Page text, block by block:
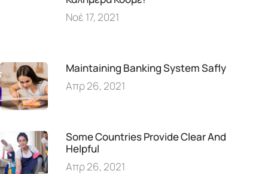
Νοέ 17, 2021
Maintaining Banking System Safly
Απρ 26, 2021
Some Countries Provide Clear And
Helpful
Απρ 26, 2021